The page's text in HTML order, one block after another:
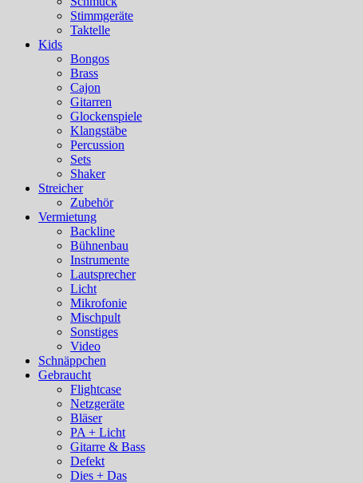
Stimmgeräte
Taktelle
Kids
Bongos
Brass
Cajon
Gitarren
Glockenspiele
Klangstäbe
Percussion
Sets
Shaker
Streicher
Zubehör
Vermietung
Backline
Bühnenbau
Instrumente
Lautsprecher
Licht
Mikrofonie
Mischpult
Sonstiges
Video
Schnäppchen
Gebraucht
Flightcase
Netzgeräte
Bläser
PA + Licht
Gitarre & Bass
Defekt
Dies + Das